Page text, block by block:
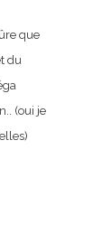
que
du
(oui je